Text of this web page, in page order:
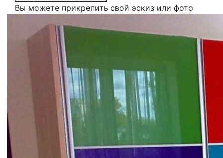
Вы можете прикрепить свой эскиз или фото